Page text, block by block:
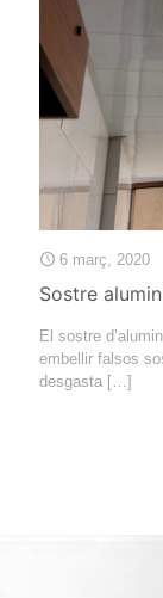
6 març, 2020
Sostre
El sostre
embellir falsos
desgasta […]